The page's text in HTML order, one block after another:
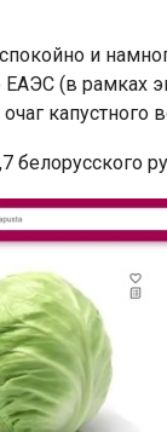
и
ЕАЭС (в рамках
капустного
белорусского